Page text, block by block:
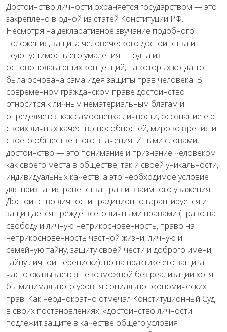
Достоинство личности охраняется государством — это
закреплено в одной из статей Конституции РФ.
Несмотря на декларативное звучание подобного
положения, защита человеческого достоинства и
недопустимость его умаления — одна из
основополагающих концепций, на которых когда-то
была основана сама идея защиты прав человека. В
современном гражданском праве достоинство
относится к личным нематериальным благам и
определяется как самооценка личности, осознание ею
своих личных качеств, способностей, мировоззрения и
своего общественного значения. Иными словами,
достоинство — это понимание и признание человеком
как своего места в обществе, так и своей уникальности,
индивидуальных качеств, а это необходимое условие
для признания равенства прав и взаимного уважения.
Достоинство личности традиционно гарантируется и
защищается прежде всего личными правами (право на
свободу и личную неприкосновенность, право на
неприкосновенность частной жизни, личную и
семейную тайну, защиту своей чести и доброго имени,
тайну личной переписки), но на практике его защита
часто оказывается невозможной без реализации хотя
бы минимального уровня социально-экономических
прав. Как неоднократно отмечал Конституционный Суд
в своих постановлениях, «достоинство личности
подлежит защите в качестве общего условия